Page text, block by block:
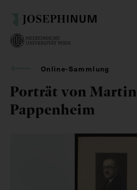
Online-Sammlung
Porträt von Martin
Pappenheim